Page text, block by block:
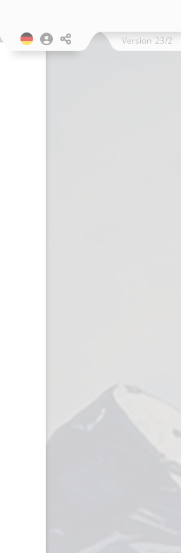
Version 23/2